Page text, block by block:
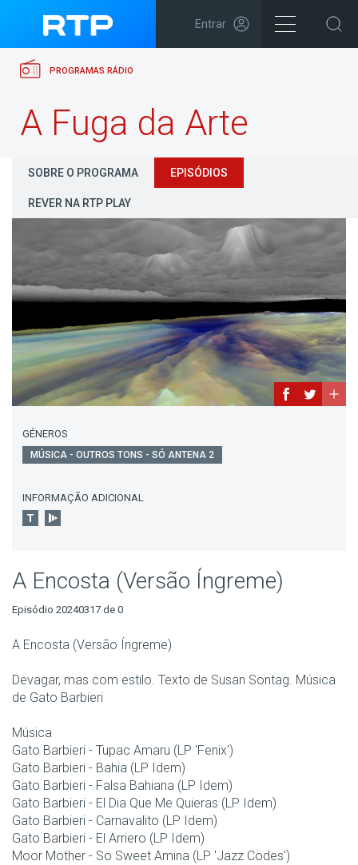
Entrar
PROGRAMAS RÁDIO
A Fuga da Arte
SOBRE O PROGRAMA EPISÓDIOS
REVER NA RTP PLAY
GÉNEROS
MÚSICA - OUTROS TONS - SÓ ANTENA 2
INFORMAÇÃO ADICIONAL
A Encosta (Versão Íngreme)
Episódio 20240317 de 0
A Encosta (Versão Íngreme)
Devagar, mas com estilo. Texto de Susan Sontag. Música
de Gato Barbieri
Música
Gato Barbieri - Tupac Amaru (LP 'Fenix')
Gato Barbieri - Bahia (LP Idem)
Gato Barbieri - Falsa Bahiana (LP Idem)
Gato Barbieri - El Dia Que Me Quieras (LP Idem)
Gato Barbieri - Carnavalito (LP Idem)
Gato Barbieri - El Arriero (LP Idem)
Moor Mother - So Sweet Amina (LP 'Jazz Codes')